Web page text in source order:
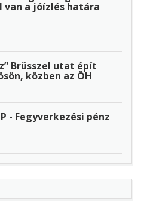
van a jóízlés határa
Brüsszel utat épít
közben az ÖH
- Fegyverkezési pénz